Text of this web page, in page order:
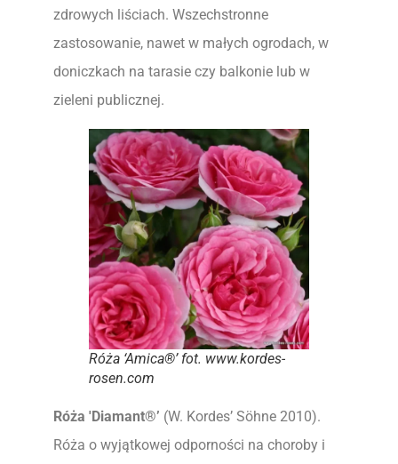
zdrowych liściach. Wszechstronne
zastosowanie, nawet w małych ogrodach, w
doniczkach na tarasie czy balkonie lub w
zieleni publicznej.
Róża ‘Amica®’ fot. www.kordes-
rosen.com
Róża 'Diamant®’ (W. Kordes’ Söhne 2010).
Róża o wyjątkowej odporności na choroby i